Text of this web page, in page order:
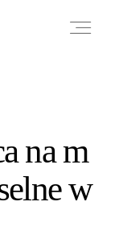
na m
w